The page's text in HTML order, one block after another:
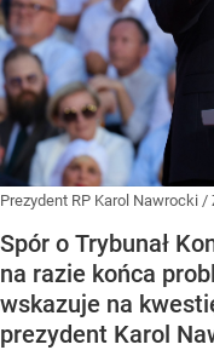
Prezydent RP Karol Nawrocki /
Spór o Trybunał
na razie końca
wskazuje na
prezydent Karol